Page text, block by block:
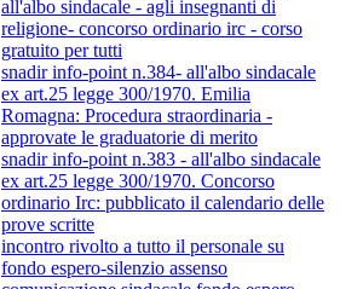
all'albo sindacale - agli insegnanti di
religione- concorso ordinario irc - corso
gratuito per tutti
snadir info-point n.384- all'albo sindacale
ex art.25 legge 300/1970. Emilia
Romagna: Procedura straordinaria -
approvate le graduatorie di merito
snadir info-point n.383 - all'albo sindacale
ex art.25 legge 300/1970. Concorso
ordinario Irc: pubblicato il calendario delle
prove scritte
incontro rivolto a tutto il personale su
fondo espero-silenzio assenso